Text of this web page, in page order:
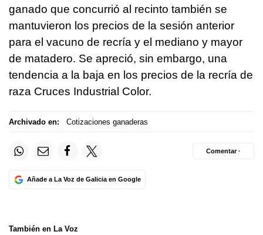
ganado que concurrió al recinto también se
mantuvieron los precios de la sesión anterior
para el vacuno de recría y el mediano y mayor
de matadero. Se apreció, sin embargo, una
tendencia a la baja en los precios de la recría de
raza Cruces Industrial Color.
Archivado en: Cotizaciones ganaderas
Añade a La Voz de Galicia en Google
Comentar ·
También en La Voz